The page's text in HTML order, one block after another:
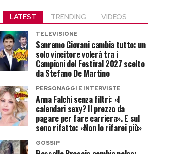
LATEST TRENDING VIDEOS
TELEVISIONE
Sanremo Giovani cambia tutto: un
solo vincitore volerà tra i
Campioni del Festival 2027 scelto
da Stefano De Martino
PERSONAGGI E INTERVISTE
Anna Falchi senza filtri: «I
calendari sexy? Il prezzo da
pagare per fare carriera». E sul
seno rifatto: «Non lo rifarei più»
GOSSIP